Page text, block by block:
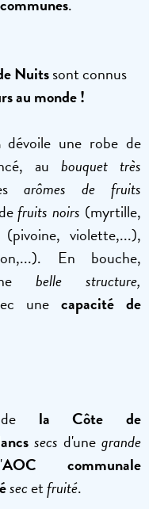
.
Nuitssont connus
au monde !
dévoile une robe de
au bouquet très
arômes de fruits
fruits noirs (myrtille,
(pivoine, violette,...),
En bouche,
belle structure,
une capacité de
la Côte de
secs d'une grande
AOC communale
secetfruité.